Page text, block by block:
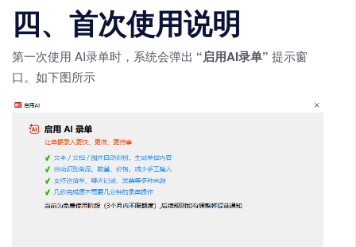
四、首次使用说明
第一次使用 AI录单时，系统会弹出 “启用AI录单” 提示窗
口。如下图所示